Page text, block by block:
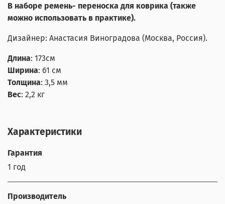
В наборе ремень- переноска для коврика (также
можно использовать в практике).
Дизайнер: Анастасия Виноградова (Москва, Россия).
Длина: 173см
Ширина: 61 см
Толщина: 3,5 мм
Вес: 2,2 кг
Характеристики
Гарантия
1 год
Производитель